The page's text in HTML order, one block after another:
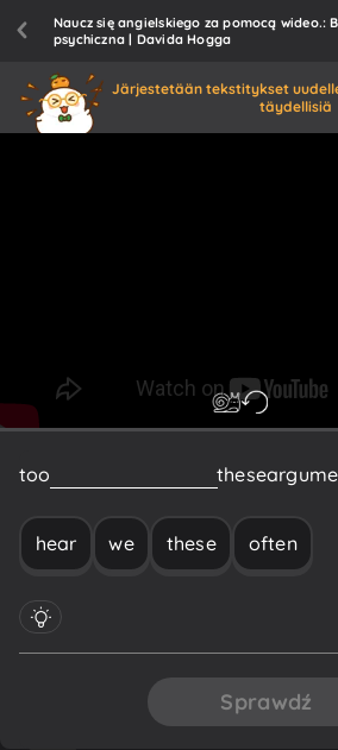
Naucz się angielskiego za pomocą wideo.:
psychiczna | Davida Hogga
Järjestetään tekstitykset
täydellisiä
too these
hear we these often
Sprawdź